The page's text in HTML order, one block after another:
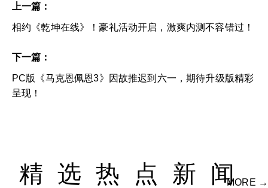
上一篇：
相约《乾坤在线》！豪礼活动开启，激爽内测不容错过！
下一篇：
PC版《马克恩佩恩3》因故推迟到六一，期待升级版精彩
呈现！
精选热点新闻
MORE →